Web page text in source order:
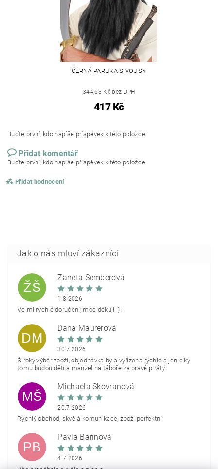
ČERNÁ PARUKA S VOUSY
344,63 Kč bez DPH
417 Kč
Buďte první, kdo napíše příspěvek k této položce.
Přidat komentář
Buďte první, kdo napíše příspěvek k této položce.
Přidat hodnocení
ŽŠ
Žaneta Šemberová
1.8.2026
Velmi rychlé doručení, moc děkuji :)!
DM
Dana Maurerová
30.7.2026
Široký výběr zboží, objednávka byla vyřízena rychle a jen díky
tomu budou děti a manžel na táboře za pravé piráty.
MŠ
Michaela Škovranová
20.7.2026
Rychlý obchod, skvělá komunikace, zboží perfektní
PB
Pavla Bařinová
4.7.2026